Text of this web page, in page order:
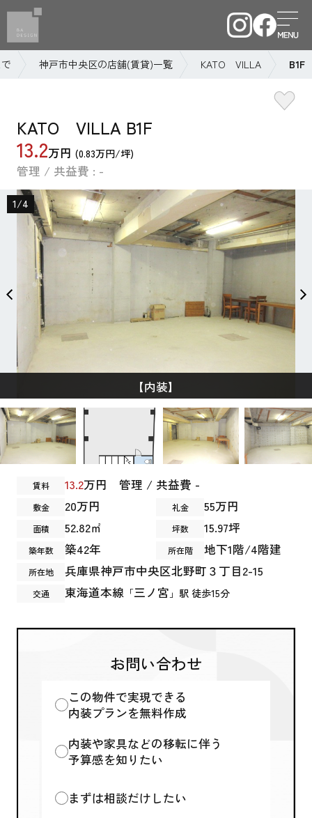
神戸市中央区の店舗(賃貸)一覧 KATO VILLA B1F
KATO VILLA B1F
13.2万円 (0.83万円/坪)
管理 / 共益費 : -
【内装】
1/4
賃料 13.2万円 管理 / 共益費 -
敷金 20万円 礼金 55万円
面積 52.82㎡ 坪数 15.97坪
築年数 築42年 所在階 地下1階/4階建
所在地 兵庫県神戸市中央区北野町 ３丁目2-15
交通 東海道本線 「三ノ宮 」駅 徒歩15分
お問い合わせ
この物件で実現できる
内装プランを無料作成
内装や家具などの移転に伴う
予算感を知りたい
まずは相談だけしたい